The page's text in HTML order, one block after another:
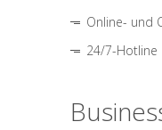
Online- und
24/7-Hotline